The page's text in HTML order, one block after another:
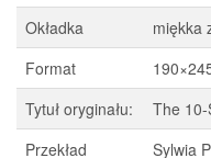
39,90 zł.
Okładka
miękka
Format
Tytuł oryginału:
The
Przekład
Sylwia